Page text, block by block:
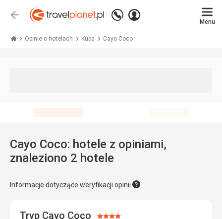
Wstecz
Zadzwoń
+48 71 771 76 55
Zaloguj
Menu
Opinie o hotelach Kuba Cayo Coco
Cayo Coco: hotele z opiniami,
znaleziono 2 hotele
Informacje dotyczące weryfikacji opinii
Tryp Cayo Coco